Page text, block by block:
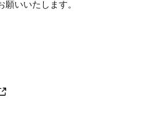
いいたします。